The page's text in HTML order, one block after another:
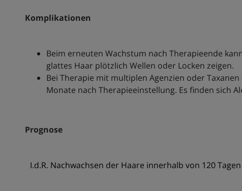
Komplikationen
Beim erneuten Wachstum nach Therapieende
glattes Haar plötzlich Wellen oder Locken zeigen.
Bei Therapie mit multiplen Agenzien oder
Monate nach Therapieeinstellung. Es finden sich
Prognose
I.d.R. Nachwachsen der Haare innerhalb von 120